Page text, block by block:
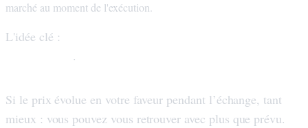
marché au moment de l'exécution.
L'idée clé :
.
Si le prix évolue en votre faveur pendant l’échange, tant
mieux : vous pouvez vous retrouver avec plus que prévu.